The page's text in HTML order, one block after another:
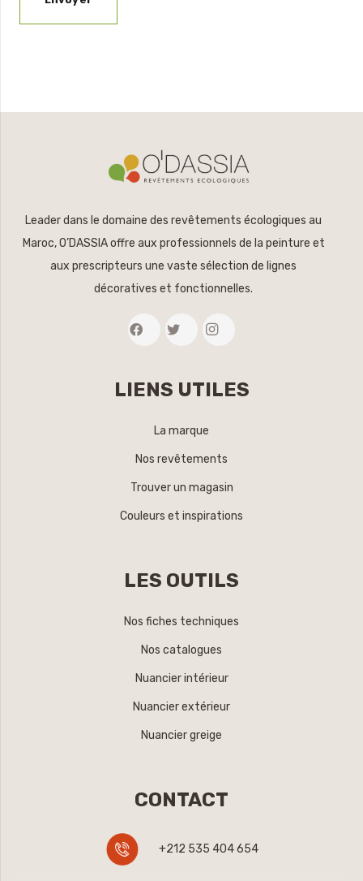
Leader dans le domaine des revêtements écologiques au
Maroc, O’DASSIA offre aux professionnels de la peinture et
aux prescripteurs une vaste sélection de lignes
décoratives et fonctionnelles.
LIENS UTILES
La marque
Nos revêtements
Trouver un magasin
Couleurs et inspirations
LES OUTILS
Nos fiches techniques
Nos catalogues
Nuancier intérieur
Nuancier extérieur
Nuancier greige
CONTACT
+212 535 404 654